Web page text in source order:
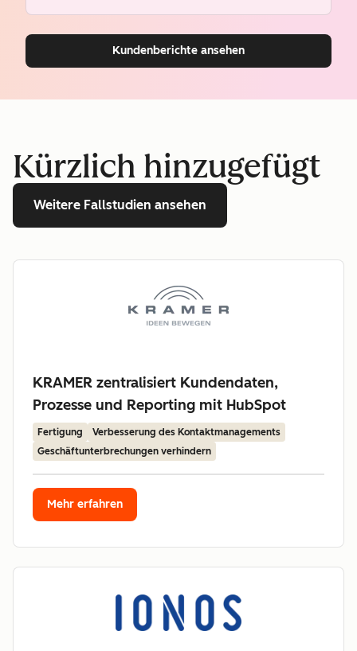
Kundenberichte ansehen
Kürzlich hinzugefügt
Weitere Fallstudien ansehen
KRAMER zentralisiert Kundendaten,
Prozesse und Reporting mit HubSpot
Fertigung
Verbesserung des Kontaktmanagements
Geschäftunterbrechungen verhindern
Mehr erfahren